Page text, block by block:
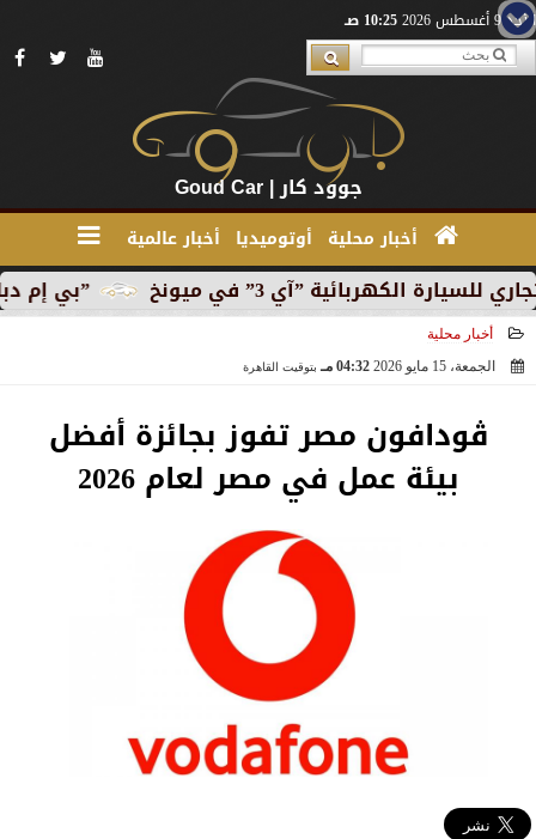
الأحد 9 أغسطس 2026 10:25 صـ
جوود كار | Goud Car
أخبار محلية أوتوميديا أخبار عالمية
”بي إم دبليو” تبدأ ”آي 3” في ميونخ
أخبار محلية
الجمعة، 15 مايو 2026
04:32 مـ بتوقيت القاهرة
ڤودافون مصر تفوز بجائزة أفضل
بيئة عمل في مصر لعام 2026